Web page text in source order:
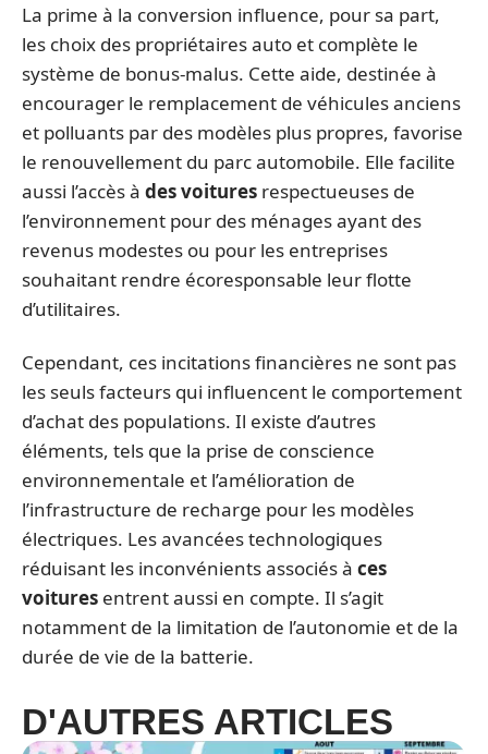
La prime à la conversion influence, pour sa part,
les choix des propriétaires auto et complète le
système de bonus-malus. Cette aide, destinée à
encourager le remplacement de véhicules anciens
et polluants par des modèles plus propres, favorise
le renouvellement du parc automobile. Elle facilite
aussi l’accès à des voitures respectueuses de
l’environnement pour des ménages ayant des
revenus modestes ou pour les entreprises
souhaitant rendre écoresponsable leur flotte
d’utilitaires.
Cependant, ces incitations financières ne sont pas
les seuls facteurs qui influencent le comportement
d’achat des populations. Il existe d’autres
éléments, tels que la prise de conscience
environnementale et l’amélioration de
l’infrastructure de recharge pour les modèles
électriques. Les avancées technologiques
réduisant les inconvénients associés à ces
voitures entrent aussi en compte. Il s’agit
notamment de la limitation de l’autonomie et de la
durée de vie de la batterie.
D'AUTRES ARTICLES